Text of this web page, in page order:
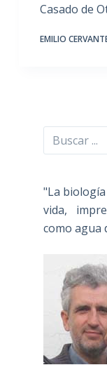
Casado de
EMILIO
Buscar
"La biología
vida,
como agua